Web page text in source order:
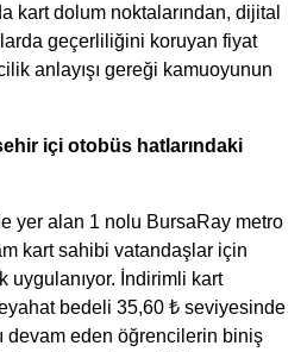
kart dolum noktalarından, dijital
geçerliliğini koruyan fiyat
anlayışı gereği kamuoyunun
içi otobüs hatlarındaki
yer alan 1 nolu BursaRay metro
kart sahibi vatandaşlar için
uygulanıyor. İndirimli kart
bedeli 35,60 ₺ seviyesinde
devam eden öğrencilerin biniş